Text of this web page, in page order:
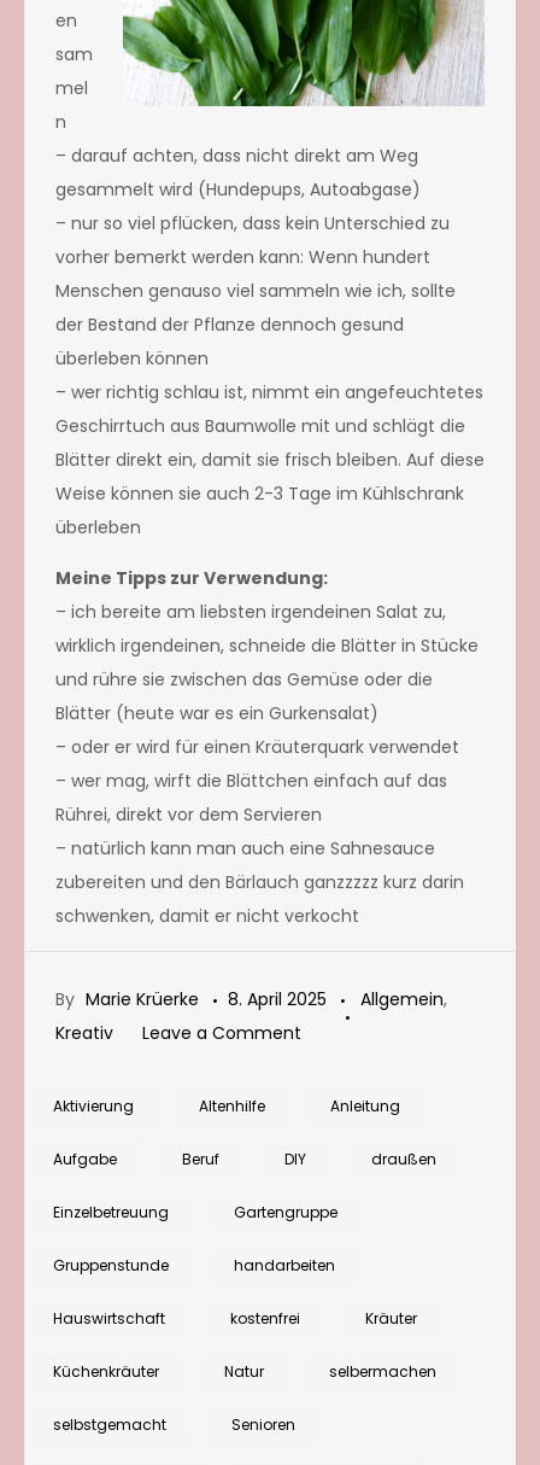
en
sam
mel
n
– darauf achten, dass nicht direkt am Weg
gesammelt wird (Hundepups, Autoabgase)
– nur so viel pflücken, dass kein Unterschied zu
vorher bemerkt werden kann: Wenn hundert
Menschen genauso viel sammeln wie ich, sollte
der Bestand der Pflanze dennoch gesund
überleben können
– wer richtig schlau ist, nimmt ein angefeuchtetes
Geschirrtuch aus Baumwolle mit und schlägt die
Blätter direkt ein, damit sie frisch bleiben. Auf diese
Weise können sie auch 2-3 Tage im Kühlschrank
überleben
Meine Tipps zur Verwendung:
– ich bereite am liebsten irgendeinen Salat zu,
wirklich irgendeinen, schneide die Blätter in Stücke
und rühre sie zwischen das Gemüse oder die
Blätter (heute war es ein Gurkensalat)
– oder er wird für einen Kräuterquark verwendet
– wer mag, wirft die Blättchen einfach auf das
Rührei, direkt vor dem Servieren
– natürlich kann man auch eine Sahnesauce
zubereiten und den Bärlauch ganzzzzz kurz darin
schwenken, damit er nicht verkocht
By Marie Krüerke 8. April 2025 Allgemein,
Kreativ
Leave a Comment
Bärlauch
verarbeiten
Aktivierung Altenhilfe Anleitung
Aufgabe Beruf DIY draußen
Einzelbetreuung Gartengruppe
Gruppenstunde handarbeiten
Hauswirtschaft kostenfrei Kräuter
Küchenkräuter Natur selbermachen
selbstgemacht Senioren